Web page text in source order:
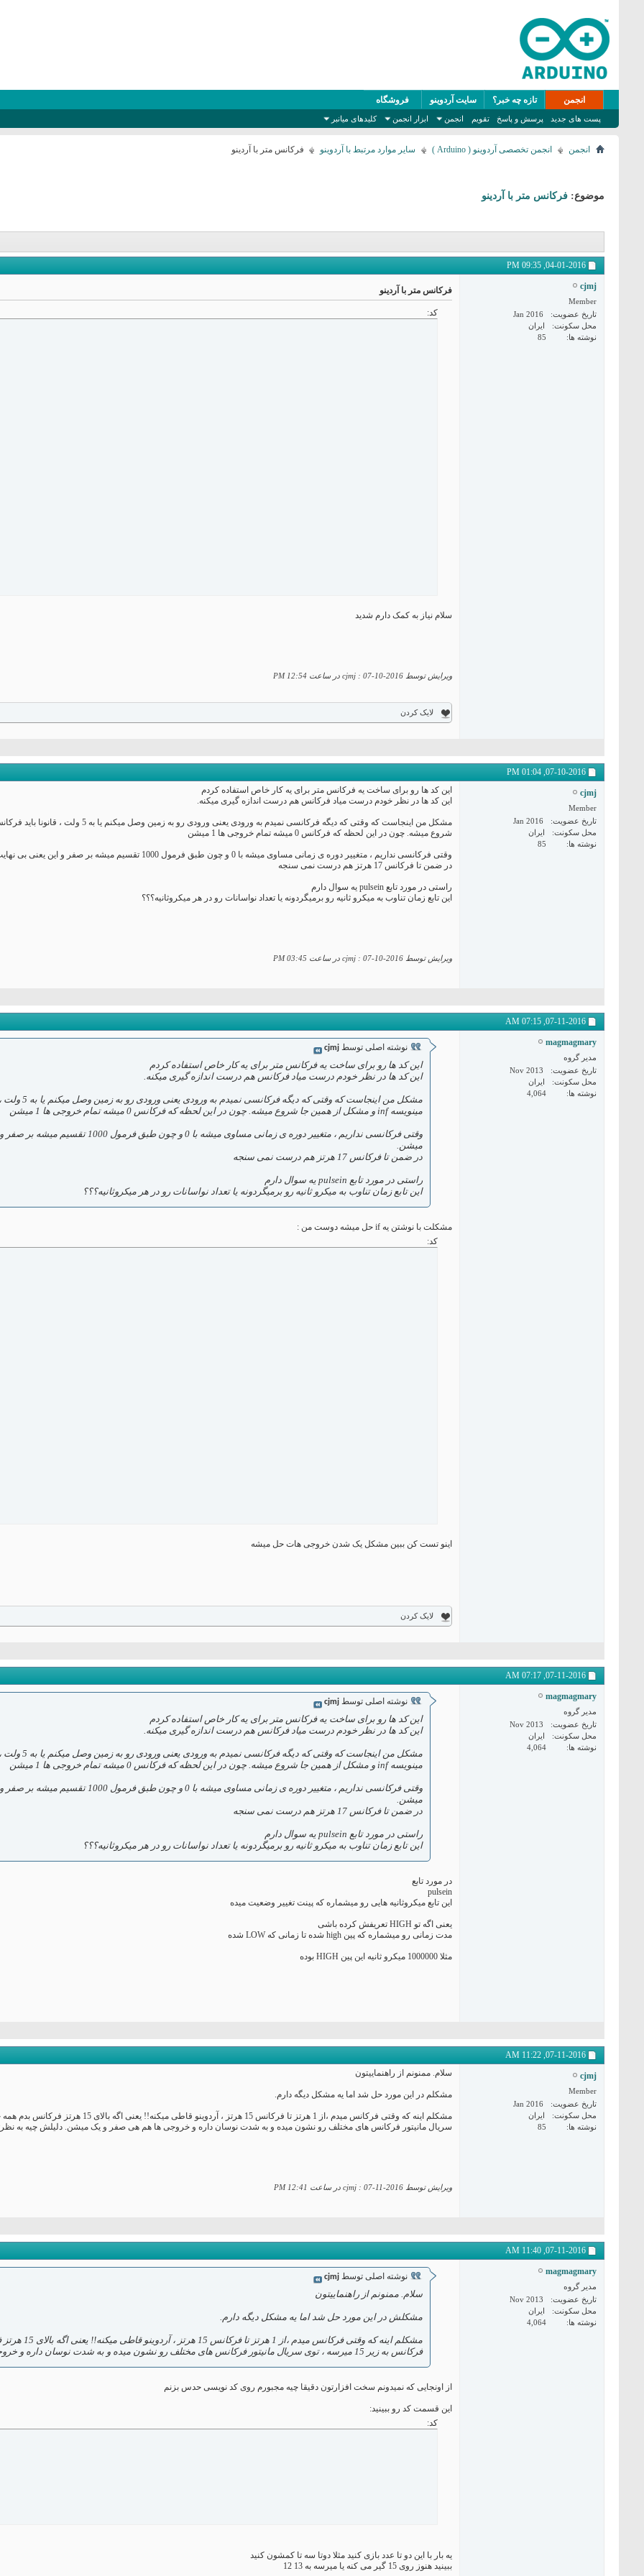
انجمن
پست های جدید پرسش و پاسخ تقویم انجمن ابزار انجمن کلیدهای میانبر
تازه چه خبر؟ سایت آردوینو فروشگاه
انجمن انجمن تخصصی آردوینو ( Arduino ) سایر موارد مرتبط با آردوینو فرکانس متر با آردینو
موضوع: فرکانس متر با آردینو
04-01-2016,
09:35 PM
cjmj
Member
تاریخ عضویت
Jan 2016
محل سکونت
ایران
نوشته ها
85
فرکانس متر با آردینو
کد:
سلام نیاز به کمک دارم شدید
ویرایش توسط cjmj : 07-10-2016 در ساعت
12:54 PM
لایک کردن
07-10-2016,
01:04 PM
cjmj
Member
تاریخ عضویت
Jan 2016
محل سکونت
ایران
نوشته ها
85
این کد ها رو برای ساخت یه فرکانس متر برای یه کار خاص استفاده کردم
این کد ها در نظر خودم درست میاد فرکانس هم درست اندازه گیری میکنه.
شروع میشه. چون در این لحظه که فرکانس 0 میشه تمام خروجی ها 1 میشن
وقتی فرکانسی نداریم ، متغییر دوره ی زمانی مساوی میشه با 0 و چون طبق فرمول 1000 تقسیم میشه بر صفر و این یعنی بی نهایت. و وقتی که بی نهایت شد تمام خروجی هام 1 میشن.
در ضمن تا فرکانس 17 هرتز هم درست نمی سنجه
راستی در مورد تابع pulsein یه سوال دارم
این تابع زمان تناوب به میکرو ثانیه رو برمیگردونه یا تعداد نواسانات رو در هر میکروثانیه؟؟؟
ویرایش توسط cjmj : 07-10-2016 در ساعت
03:45 PM
07-11-2016,
07:15 AM
magmagmary
مدیر گروه
تاریخ عضویت
Nov 2013
محل سکونت
ایران
نوشته ها
4,064
نوشته اصلی توسط cjmj
این کد ها رو برای ساخت یه فرکانس متر برای یه کار خاص استفاده کردم
این کد ها در نظر خودم درست میاد فرکانس هم درست اندازه گیری میکنه.
مشکل من
مینویسه inf و مشکل از همین جا شروع میشه. چون در این لحظه که فرکانس 0 میشه تمام خروجی ها 1 میشن
میشن.
در ضمن تا فرکانس 17 هرتز هم درست نمی سنجه
راستی در مورد تابع pulsein یه سوال دارم
این تابع زمان تناوب به میکرو ثانیه رو برمیگردونه یا تعداد نواسانات رو در هر میکروثانیه؟؟؟
مشکلت با نوشتن یه if حل میشه دوست من :
کد:
اینو تست کن ببین مشکل یک شدن خروجی هات حل میشه
لایک کردن
07-11-2016,
07:17 AM
magmagmary
مدیر گروه
تاریخ عضویت
Nov 2013
محل سکونت
ایران
نوشته ها
4,064
نوشته اصلی توسط cjmj
این کد ها رو برای ساخت یه فرکانس متر برای یه کار خاص استفاده کردم
این کد ها در نظر خودم درست میاد فرکانس هم درست اندازه گیری میکنه.
مشکل من
مینویسه inf و مشکل از همین جا شروع میشه. چون در این لحظه که فرکانس 0 میشه تمام خروجی ها 1 میشن
میشن.
در ضمن تا فرکانس 17 هرتز هم درست نمی سنجه
راستی در مورد تابع pulsein یه سوال دارم
این تابع زمان تناوب به میکرو ثانیه رو برمیگردونه یا تعداد نواسانات رو در هر میکروثانیه؟؟؟
در مورد تابع
pulsein
این تابع میکروثانیه هایی رو میشماره که پینت تغییر وضعیت میده
یعنی اگه تو HIGH تعریفش کرده باشی
مدت زمانی رو میشماره که پین high شده تا زمانی که LOW شده
مثلا 1000000 میکرو ثانیه این پین HIGH بوده
07-11-2016,
11:22 AM
cjmj
Member
تاریخ عضویت
Jan 2016
محل سکونت
ایران
نوشته ها
85
سلام. ممنونم از راهنماییتون
مشکلم در این مورد حل شد اما یه مشکل دیگه دارم.
سریال مانیتور فرکانس های مختلف رو نشون میده و به شدت نوسان داره و خروجی ها هم هی صفر و یک میشن. دلیلش چیه به
ویرایش توسط cjmj : 07-11-2016 در ساعت
12:41 PM
07-11-2016,
11:40 AM
magmagmary
مدیر گروه
تاریخ عضویت
Nov 2013
محل سکونت
ایران
نوشته ها
4,064
نوشته اصلی توسط cjmj
سلام. ممنونم از راهنماییتون
مشکلش در این مورد حل شد اما یه مشکل دیگه دارم.
مشکلم اینه
فرکانس به زیر 15 میرسه ، توی سریال مانیتور فرکانس های مختلف رو نشون میده و به شدت نوسان داره و خروجی ها هم هی صفر و یک میشن. دلیلش چیه به نظرتون؟؟
از اونجایی که نمیدونم سخت افزارتون دقیقا چیه مجبورم روی کد نویسی حدس بزنم
این قسمت کد رو ببینید:
کد:
یه بار با این دو تا عدد بازی کنید مثلا دوتا سه تا کمشون کنید
ببینید هنوز روی 15 گیر می کنه یا میرسه به 13 12